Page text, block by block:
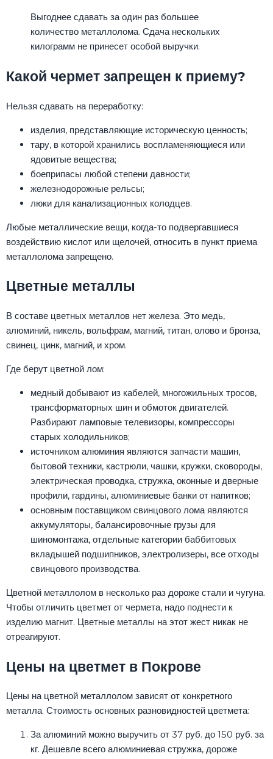
Выгоднее сдавать за один раз большее
количество металлолома. Сдача нескольких
килограмм не принесет особой выручки.
Какой чермет запрещен к приему?
Нельзя сдавать на переработку:
изделия, представляющие историческую ценность;
тару, в которой хранились воспламеняющиеся или
ядовитые вещества;
боеприпасы любой степени давности;
железнодорожные рельсы;
люки для канализационных колодцев.
Любые металлические вещи, когда-то подвергавшиеся
воздействию кислот или щелочей, относить в пункт приема
металлолома запрещено.
Цветные металлы
В составе цветных металлов нет железа. Это медь,
алюминий, никель, вольфрам, магний, титан, олово и бронза,
свинец, цинк, магний, и хром.
Где берут цветной лом:
медный добывают из кабелей, многожильных тросов,
трансформаторных шин и обмоток двигателей.
Разбирают ламповые телевизоры, компрессоры
старых холодильников;
источником алюминия являются запчасти машин,
бытовой техники, кастрюли, чашки, кружки, сковороды,
электрическая проводка, стружка, оконные и дверные
профили, гардины, алюминиевые банки от напитков;
основным поставщиком свинцового лома являются
аккумуляторы, балансировочные грузы для
шиномонтажа, отдельные категории баббитовых
вкладышей подшипников, электролизеры, все отходы
свинцового производства.
Цветной металлолом в несколько раз дороже стали и чугуна.
Чтобы отличить цветмет от чермета, надо поднести к
изделию магнит. Цветные металлы на этот жест никак не
отреагируют.
Цены на цветмет в Покрове
Цены на цветной металлолом зависят от конкретного
металла. Стоимость основных разновидностей цветмета:
За алюминий можно выручить от 37 руб. до 150 руб. за
кг. Дешевле всего алюминиевая стружка, дороже